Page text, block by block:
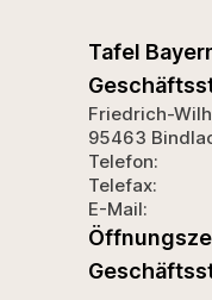
Tafel
Friedrich-
95463
Telefon:
Telefax:
E-Mail: